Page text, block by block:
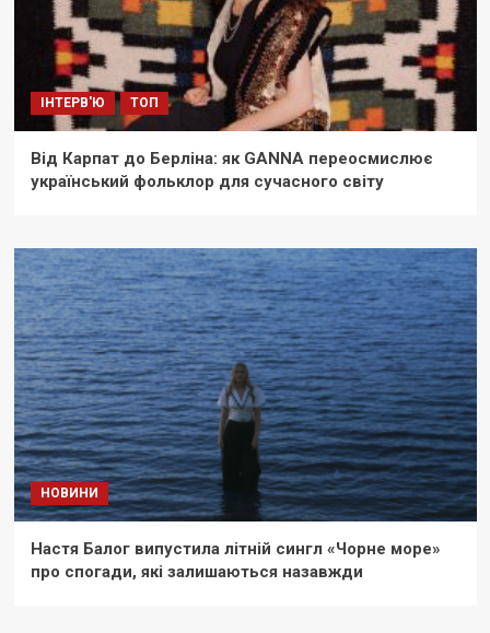
ІНТЕРВ'Ю ТОП
Від Карпат до Берліна: як GANNA переосмислює
український фольклор для сучасного світу
НОВИНИ
Настя Балог випустила літній сингл «Чорне море»
про спогади, які залишаються назавжди